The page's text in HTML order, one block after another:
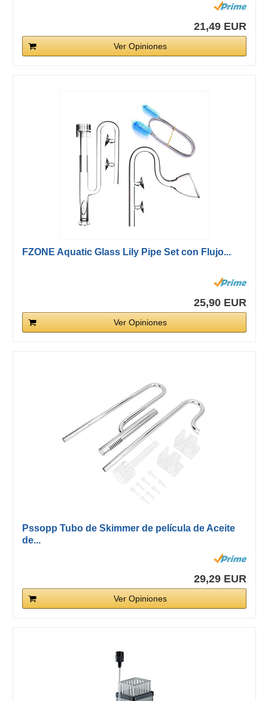
21,49 EUR
Ver Opiniones
FZONE Aquatic Glass Lily Pipe Set con Flujo...
25,90 EUR
Ver Opiniones
Pssopp Tubo de Skimmer de película de Aceite
de...
29,29 EUR
Ver Opiniones